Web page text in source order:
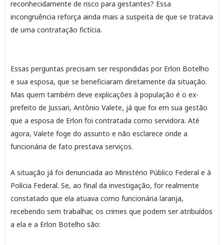
reconhecidamente de risco para gestantes? Essa
incongruência reforça ainda mais a suspeita de que se tratava
de uma contratação fictícia.
Essas perguntas precisam ser respondidas por Erlon Botelho
e sua esposa, que se beneficiaram diretamente da situação.
Mas quem também deve explicações à população é o ex-
prefeito de Jussari, Antônio Valete, já que foi em sua gestão
que a esposa de Erlon foi contratada como servidora. Até
agora, Valete foge do assunto e não esclarece onde a
funcionária de fato prestava serviços.
A situação já foi denunciada ao Ministério Público Federal e à
Polícia Federal. Se, ao final da investigação, for realmente
constatado que ela atuava como funcionária laranja,
recebendo sem trabalhar, os crimes que podem ser atribuídos
a ela e a Erlon Botelho são: